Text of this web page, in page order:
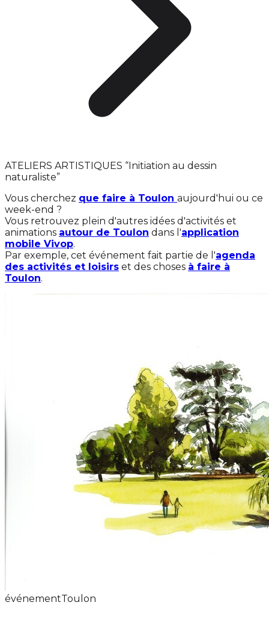
ATELIERS ARTISTIQUES “Initiation au dessin
naturaliste”
Vous cherchez que faire à Toulon aujourd'hui ou ce
week-end ?
Vous retrouvez plein d'autres idées d'activités et
animations autour de Toulon dans l'application
mobile Vivop.
Par exemple, cet événement fait partie de l'agenda
des activités et loisirs et des choses à faire à
Toulon.
événementToulon